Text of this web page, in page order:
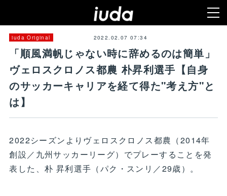
iuda Original 2022.02.07 07:34
「順風満帆じゃない時に辞めるのは簡単」
ヴェロスクロノス都農 朴昇利選手【自身
のサッカーキャリアを経て得た"考え方"と
は】
2022シーズンよりヴェロスクロノス都農（2014年
創設／九州サッカーリーグ）でプレーすることを発
表した、朴 昇利選手（パク・スンリ／29歳）。